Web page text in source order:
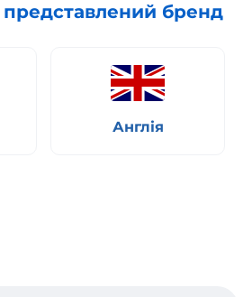
представлений бренд
Англія